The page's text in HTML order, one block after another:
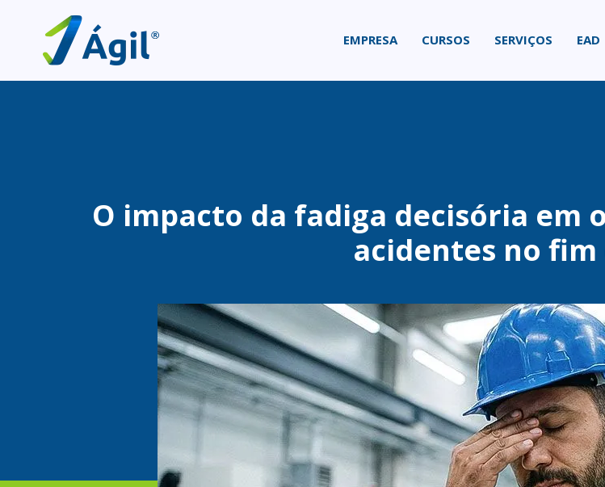
EMPRESA CURSOS SERVIÇOS EAD
O impacto da fadiga decisória em
acidentes no